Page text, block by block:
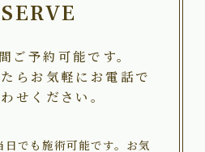
ご予約可能です。
らお気軽にお電話で
せください。
でも施術可能です。お気